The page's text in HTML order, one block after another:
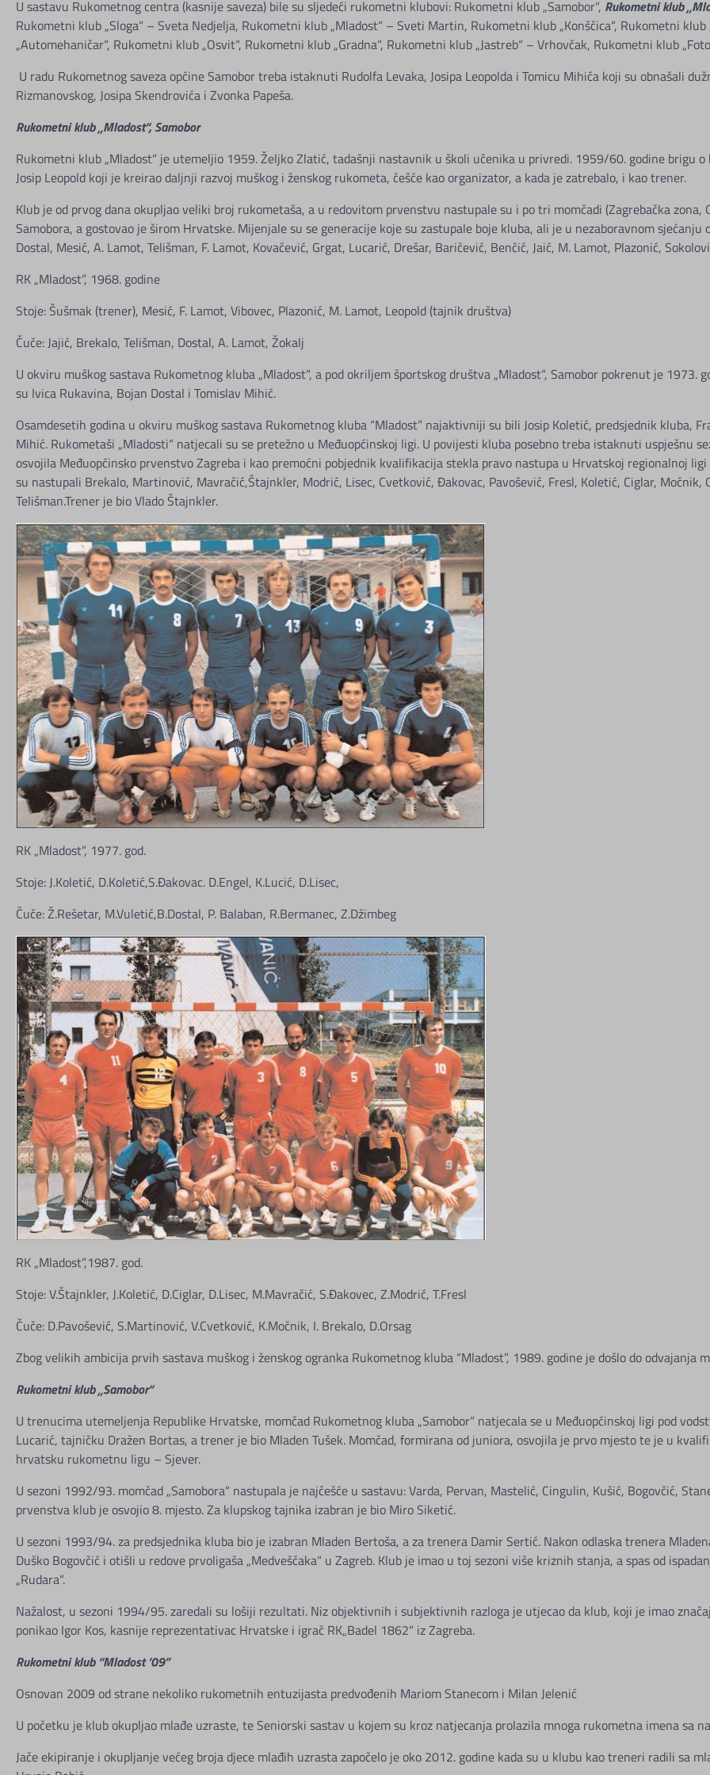
U sastavu Rukometnog centra (kasnije saveza) bile su sljedeći rukometni klubovi: Rukometni klub „Samobor“, Rukometni klub
Rukometni klub „Sloga“ – Sveta Nedjelja, Rukometni klub „Mladost“ – Sveti Martin, Rukometni klub „Konščica“, Rukometni
„Automehaničar“, Rukometni klub „Osvit“, Rukometni klub „Gradna“, Rukometni klub „Jastreb“ – Vrhovčak, Rukometni klub
U radu Rukometnog saveza općine Samobor treba istaknuti Rudolfa Levaka, Josipa Leopolda i Tomicu Mihića koji su obnašali
Rizmanovskog, Josipa Skendrovića i Zvonka Papeša.
Rukometni klub „Mladost“, Samobor
Rukometni klub „Mladost“ je utemeljio 1959. Željko Zlatić, tadašnji nastavnik u školi učenika u privredi. 1959/60. godine brigu
Josip Leopold koji je kreirao daljnji razvoj muškog i ženskog rukometa, češće kao organizator, a kada je zatrebalo, i kao trener.
Klub je od prvog dana okupljao veliki broj rukometaša, a u redovitom prvenstvu nastupale su i po tri momčadi (Zagrebačka
Samobora, a gostovao je širom Hrvatske. Mijenjale su se generacije koje su zastupale boje kluba, ali je u nezaboravnom
Dostal, Mesić, A. Lamot, Telišman, F. Lamot, Kovačević, Grgat, Lucarić, Drešar, Baričević, Benčić, Jaić, M. Lamot, Plazonić,
RK „Mladost”, 1968. godine
Stoje: Šušmak (trener), Mesić, F. Lamot, Vibovec, Plazonić, M. Lamot, Leopold (tajnik društva)
Čuče: Jajić, Brekalo, Telišman, Dostal, A. Lamot, Žokalj
U okviru muškog sastava Rukometnog kluba „Mladost“, a pod okriljem športskog društva „Mladost“, Samobor pokrenut je
su Ivica Rukavina, Bojan Dostal i Tomislav Mihić.
Osamdesetih godina u okviru muškog sastava Rukometnog kluba “Mladost” najaktivniji su bili Josip Koletić, predsjednik kluba,
Mihić. Rukometaši „Mladosti“ natjecali su se pretežno u Međuopćinskoj ligi. U povijesti kluba posebno treba istaknuti uspješnu
osvojila Međuopćinsko prvenstvo Zagreba i kao premoćni pobjednik kvalifikacija stekla pravo nastupa u Hrvatskoj regionalnoj
su nastupali Brekalo, Martinović, Mavračić,Štajnkler, Modrić, Lisec, Cvetković, Đakovac, Pavošević, Fresl, Koletić, Ciglar, Močnik,
Telišman.Trener je bio Vlado Štajnkler.
RK „Mladost”, 1977. god.
Stoje: J.Koletić, D.Koletić,S.Đakovac. D.Engel, K.Lucić, D.Lisec,
Čuče: Ž.Rešetar, M.Vuletić,B.Dostal, P. Balaban, R.Bermanec, Z.Džimbeg
RK „Mladost”,1987. god.
Stoje: V.Štajnkler, J.Koletić, D.Ciglar, D.Lisec, M.Mavračić, S.Đakovec, Z.Modrić, T.Fresl
Čuče: D.Pavošević, S.Martinović, V.Cvetković, K.Močnik, I. Brekalo, D.Orsag
Zbog velikih ambicija prvih sastava muškog i ženskog ogranka Rukometnog kluba “Mladost”, 1989. godine je došlo do odvajanja
Rukometni klub „Samobor“
U trenucima utemeljenja Republike Hrvatske, momčad Rukometnog kluba „Samobor“ natjecala se u Međuopćinskoj ligi pod
Lucarić, tajničku Dražen Bortas, a trener je bio Mladen Tušek. Momčad, formirana od juniora, osvojila je prvo mjesto te je u
hrvatsku rukometnu ligu – Sjever.
U sezoni 1992/93. momčad „Samobora“ nastupala je najčešće u sastavu: Varda, Pervan, Mastelić, Cingulin, Kušić, Bogovčić,
prvenstva klub je osvojio 8. mjesto. Za klupskog tajnika izabran je bio Miro Siketić.
U sezoni 1993/94. za predsjednika kluba bio je izabran Mladen Bertoša, a za trenera Damir Sertić. Nakon odlaska trenera
Duško Bogovčić i otišli u redove prvoligaša „Medveščaka“ u Zagreb. Klub je imao u toj sezoni više kriznih stanja, a spas od
„Rudara“.
Nažalost, u sezoni 1994/95. zaredali su lošiji rezultati. Niz objektivnih i subjektivnih razloga je utjecao da klub, koji je imao
ponikao Igor Kos, kasnije reprezentativac Hrvatske i igrač RK„Badel 1862“ iz Zagreba.
Rukometni klub “Mladost ’09”
Osnovan 2009 od strane nekoliko rukometnih entuzijasta predvođenih Mariom Stanecom i Milan Jelenić
U početku je klub okupljao mlađe uzraste, te Seniorski sastav u kojem su kroz natjecanja prolazila mnoga rukometna imena sa
Jače ekipiranje i okupljanje većeg broja djece mlađih uzrasta započelo je oko 2012. godine kada su u klubu kao treneri radili sa